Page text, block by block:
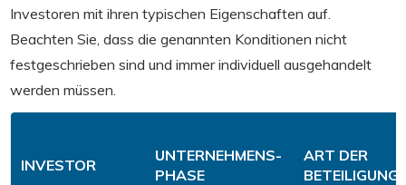
Investoren mit ihren typischen Eigenschaften auf.
Beachten Sie, dass die genannten Konditionen nicht
festgeschrieben sind und immer individuell ausgehandelt
werden müssen.
INVESTOR
UNTERNEHMENS-
PHASE
ART DER
BETEILIGUNG